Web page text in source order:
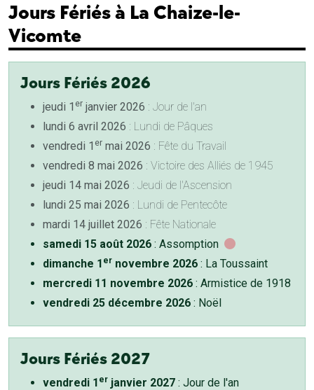
Jours Fériés à La Chaize-le-
Vicomte
Jours Fériés 2026
jeudi 1 er janvier 2026 : Jour de l'an
lundi 6 avril 2026 : Lundi de Pâques
vendredi 1 er mai 2026 : Fête du Travail
vendredi 8 mai 2026 : Victoire des Alliés de 1945
jeudi 14 mai 2026 : Jeudi de l'Ascension
lundi 25 mai 2026 : Lundi de Pentecôte
mardi 14 juillet 2026 : Fête Nationale
samedi 15 août 2026 : Assomption
dimanche 1 er novembre 2026 : La Toussaint
mercredi 11 novembre 2026 : Armistice de 1918
vendredi 25 décembre 2026 : Noël
Jours Fériés 2027
vendredi 1 er janvier 2027 : Jour de l'an